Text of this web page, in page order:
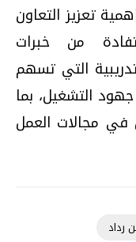
تعزيز التعاون
من خبرات
التي تسهم
التشغيل، بما
في مجالات العمل
رداد